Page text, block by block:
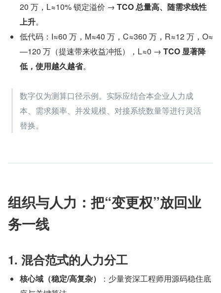
20 万，L≈10% 锁定溢价 → TCO 总量高、随需求线性
上升。
低代码：I≈60 万，M≈40 万，C≈360 万，R≈12 万，O≈
—120 万（提速带来收益冲抵），L≈0 → TCO 显著降
低，使用越久越省。
数字仅为测算口径示例。实际应结合本企业人力成
本、需求频率、并发规模、对接系统数量等进行灵活
替换。
组织与人力：把“变更权”放回业
务一线
1. 混合范式的人力分工
核心域（稳定/高复杂）
：少量资深工程师用源码稳住底